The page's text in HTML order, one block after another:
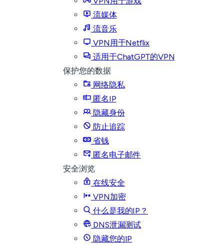
流媒体
流音乐
VPN用于Netflix
适用于ChatGPT的VPN
保护您的数据
网络隐私
匿名IP
隐藏身份
防止追踪
省钱
匿名电子邮件
安全浏览
在线安全
VPN加密
什么是我的IP？
DNS泄漏测试
隐藏您的IP